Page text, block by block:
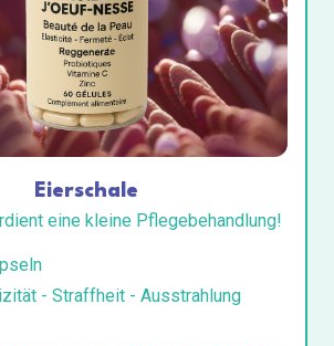
Eierschale
eine kleine Pflegebehandlung!
- Straffheit - Ausstrahlung